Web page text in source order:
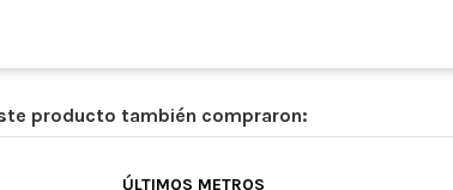
producto también compraron:
ÚLTIMOS METROS